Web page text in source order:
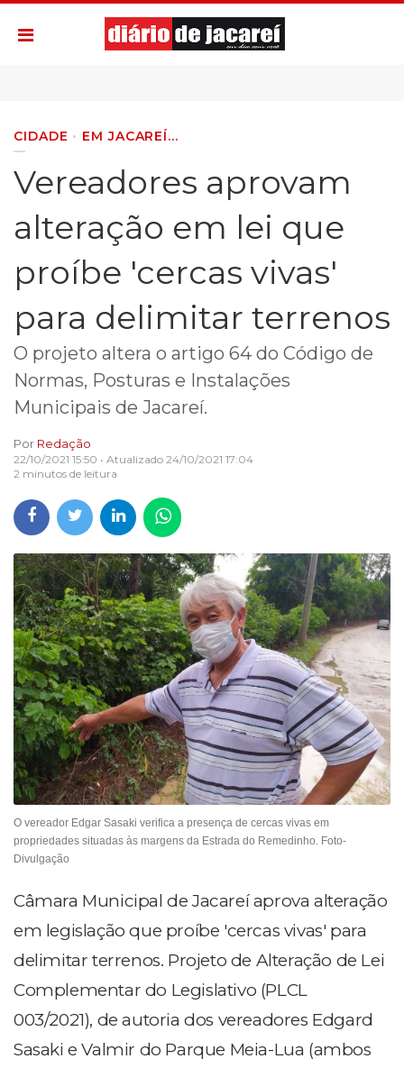
CIDADE EM JACAREÍ...
Vereadores aprovam
alteração em lei que
proíbe 'cercas vivas'
para delimitar terrenos
O projeto altera o artigo 64 do Código de
Normas, Posturas e Instalações
Municipais de Jacareí.
Por Redação
22/10/2021 15:50 • Atualizado 24/10/2021 17:04
2 minutos de leitura
O vereador Edgar Sasaki verifica a presença de cercas vivas em
propriedades situadas às margens da Estrada do Remedinho. Foto-
Divulgação
Câmara Municipal de Jacareí aprova alteração
em legislação que proíbe 'cercas vivas' para
delimitar terrenos. Projeto de Alteração de Lei
Complementar do Legislativo (PLCL
003/2021), de autoria dos vereadores Edgard
Sasaki e Valmir do Parque Meia-Lua (ambos